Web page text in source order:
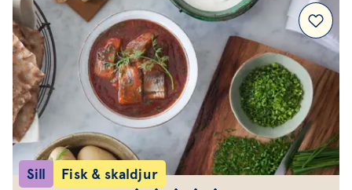
Sill Fisk & skaldjur